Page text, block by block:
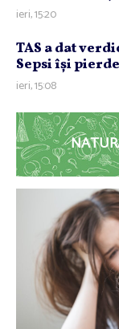
ieri, 15:20
TAS a dat
Sepsi îşi
ieri, 15:08